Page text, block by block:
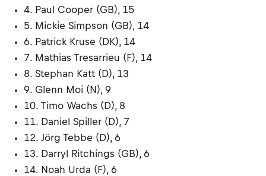
4. Paul Cooper (GB), 15
5. Mickie Simpson (GB), 14
6. Patrick Kruse (DK), 14
7. Mathias Tresarrieu (F), 14
8. Stephan Katt (D), 13
9. Glenn Moi (N), 9
10. Timo Wachs (D), 8
11. Daniel Spiller (D), 7
12. Jörg Tebbe (D), 6
13. Darryl Ritchings (GB), 6
14. Noah Urda (F), 6